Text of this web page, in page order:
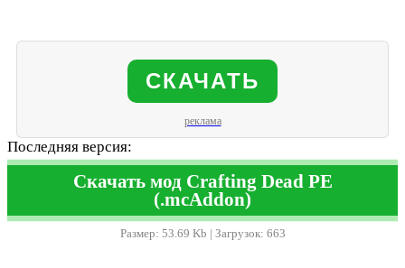
СКАЧАТЬ
реклама
Последняя версия:
Скачать мод Crafting Dead PE
(.mcAddon)
Размер: 53.69 Kb | Загрузок: 663